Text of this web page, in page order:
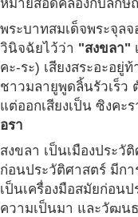
หมายสอดคล้องกับลักษ
พระบาทสมเด็จพระจุล
วินิจฉัยไว้ว่า "สงขลา"
คะ-ระ) เสียงสระอะอยู่
ชาวมลายูพูดลิ้นรัวเร็ว
แต่ออกเสียงเป็น ซิงคะ
อรา
สงขลา เป็นเมืองประวั
ก่อนประวัติศาสตร์ มีก
เป็นเครื่องมือสมัยก่อน
ความเป็นมา และวัฒนธ